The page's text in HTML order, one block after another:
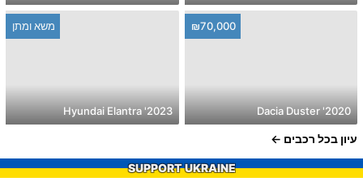
₪70,000
2020' Dacia Duster
משא ומתן
2023' Hyundai Elantra
עיון בכל רכבים
SUPPORT UKRAINE